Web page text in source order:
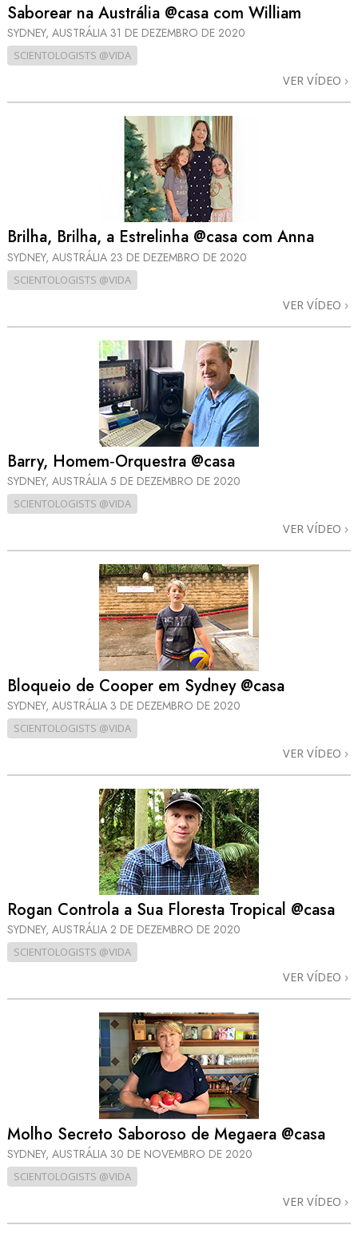
Saborear na Austrália @casa com William
SYDNEY, AUSTRÁLIA 31 DE DEZEMBRO DE 2020
SCIENTOLOGISTS @VIDA
VER VÍDEO
Brilha, Brilha, a Estrelinha @casa com Anna
SYDNEY, AUSTRÁLIA 23 DE DEZEMBRO DE 2020
SCIENTOLOGISTS @VIDA
VER VÍDEO
Barry, Homem‑Orquestra @casa
SYDNEY, AUSTRÁLIA 5 DE DEZEMBRO DE 2020
SCIENTOLOGISTS @VIDA
VER VÍDEO
Bloqueio de Cooper em Sydney @casa
SYDNEY, AUSTRÁLIA 3 DE DEZEMBRO DE 2020
SCIENTOLOGISTS @VIDA
VER VÍDEO
Rogan Controla a Sua Floresta Tropical @casa
SYDNEY, AUSTRÁLIA 2 DE DEZEMBRO DE 2020
SCIENTOLOGISTS @VIDA
VER VÍDEO
Molho Secreto Saboroso de Megaera @casa
SYDNEY, AUSTRÁLIA 30 DE NOVEMBRO DE 2020
SCIENTOLOGISTS @VIDA
VER VÍDEO